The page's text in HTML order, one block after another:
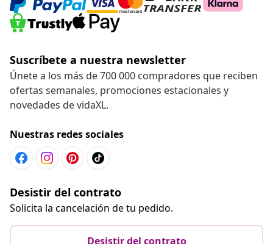
Suscríbete a nuestra newsletter
Únete a los más de 700 000 compradores que reciben
ofertas semanales, promociones estacionales y
novedades de vidaXL.
Nuestras redes sociales
Desistir del contrato
Solicita la cancelación de tu pedido.
Desistir del contrato